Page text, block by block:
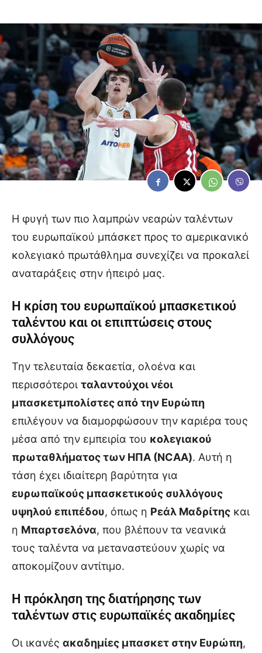
Η φυγή των πιο λαμπρών νεαρών ταλέντων
του ευρωπαϊκού μπάσκετ προς το αμερικανικό
κολεγιακό πρωτάθλημα συνεχίζει να προκαλεί
αναταράξεις στην ήπειρό μας.
Η κρίση του ευρωπαϊκού μπασκετικού
ταλέντου και οι επιπτώσεις στους
συλλόγους
Την τελευταία δεκαετία, ολοένα και
περισσότεροι ταλαντούχοι νέοι
μπασκετμπολίστες από την Ευρώπη
επιλέγουν να διαμορφώσουν την καριέρα τους
μέσα από την εμπειρία του κολεγιακού
πρωταθλήματος των ΗΠΑ (NCAA). Αυτή η
τάση έχει ιδιαίτερη βαρύτητα για
ευρωπαϊκούς μπασκετικούς συλλόγους
υψηλού επιπέδου, όπως η Ρεάλ Μαδρίτης και
η Μπαρτσελόνα, που βλέπουν τα νεανικά
τους ταλέντα να μεταναστεύουν χωρίς να
αποκομίζουν αντίτιμο.
Η πρόκληση της διατήρησης των
ταλέντων στις ευρωπαϊκές ακαδημίες
Οι ικανές ακαδημίες μπασκετ στην Ευρώπη,